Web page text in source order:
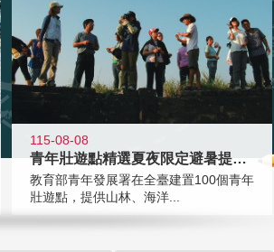
115-08-08
青年壯遊點精選夏夜限定避暑提案 漫
教育部青年發展署在全臺建置100個青年
壯遊點，提供山林、海洋...